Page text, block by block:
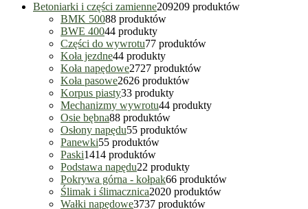
Betoniarki i części zamienne209209 produktów
BMK 50088 produktów
BWE 40044 produkty
Części do wywrotu77 produktów
Koła jezdne44 produkty
Koła napędowe2727 produktów
Koła pasowe2626 produktów
Korpus piasty33 produkty
Mechanizmy wywrotu44 produkty
Osie bębna88 produktów
Osłony napędu55 produktów
Panewki55 produktów
Paski1414 produktów
Podstawa napędu22 produkty
Pokrywa górna - kołpak66 produktów
Ślimak i ślimacznica2020 produktów
Wałki napędowe3737 produktów